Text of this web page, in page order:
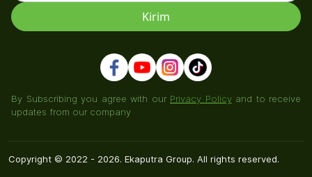
By Subscribing you agree with our Privacy Policyand to receive
updates from our company
Copyright © 2022 - 2026. Ekaputra Group. All rights reserved.